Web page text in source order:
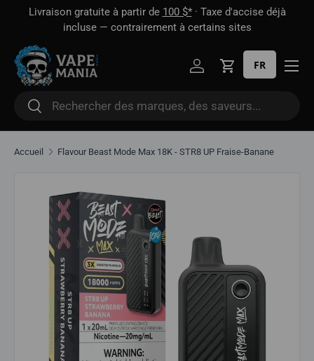
Aller directement au contenu
Livraison gratuite à partir de 100 $*· Taxe d'accise déjà
incluse — contrairement à certains sites
Rechercher
Rechercher
Se connecter
Panier
FR
Accueil Flavour Beast Mode Max 18K - STR8 UP Fraise-Banane
Aller directement aux informations sur le produit